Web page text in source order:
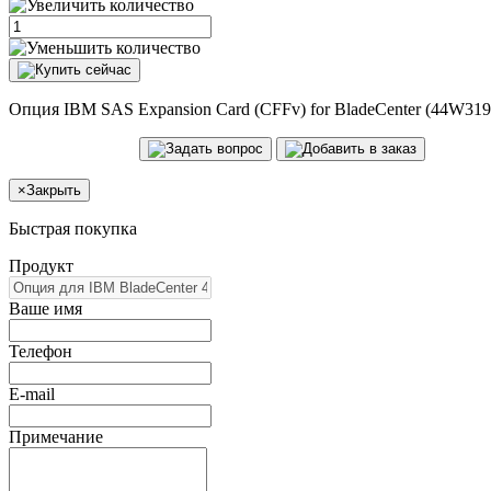
Опция IBM SAS Expansion Card (CFFv) for BladeCenter
×Закрыть
Быстрая покупка
Продукт
Ваше имя
Телефон
E-mail
Примечание